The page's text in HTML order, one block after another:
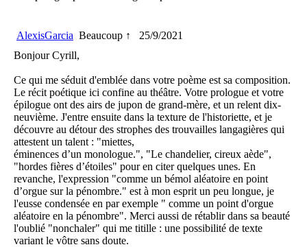
AlexisGarcia Beaucoup ↑
25/9/2021
Bonjour Cyrill,
Ce qui me séduit d'emblée dans votre poème est sa composition.
Le récit poétique ici confine au théâtre. Votre prologue et votre
épilogue ont des airs de jupon de grand-mère, et un relent dix-
neuvième. J'entre ensuite dans la texture de l'historiette, et je
découvre au détour des strophes des trouvailles langagières qui
attestent un talent : "miettes,
éminences d’un monologue.", "Le chandelier, cireux aède",
"hordes fières d’étoiles" pour en citer quelques unes. En
revanche, l'expression "comme un bémol aléatoire en point
d’orgue sur la pénombre." est à mon esprit un peu longue, je
l'eusse condensée en par exemple " comme un point d'orgue
aléatoire en la pénombre". Merci aussi de rétablir dans sa beauté
l'oublié "nonchaler" qui me titille : une possibilité de texte
variant le vôtre sans doute.